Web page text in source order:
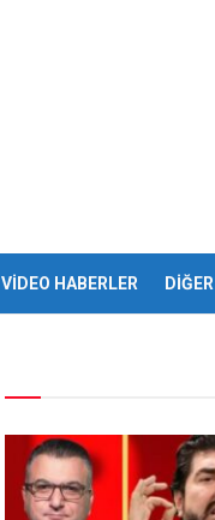
VİDEO HABERLER DİĞER